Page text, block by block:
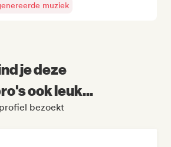
muziek
je deze
ook leuk...
bezoekt